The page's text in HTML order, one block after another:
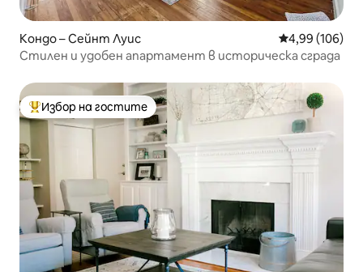
Кондо – Сейнт Луис Средна
4,99 (106)
Стилен и удобен апартамент в историческа сграда
Най-популярен избор на гостите
Избор на гостите